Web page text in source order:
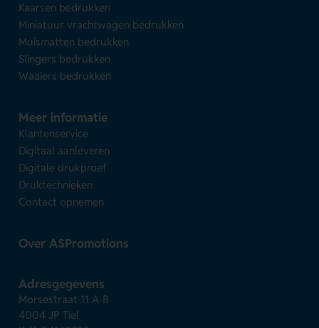
Kaarsen bedrukken
Miniatuur vrachtwagen bedrukken
Muismatten bedrukken
Slingers bedrukken
Waaiers bedrukken
Meer informatie
Klantenservice
Digitaal aanleveren
Digitale drukproef
Druktechnieken
Contact opnemen
Over ASPromotions
Adresgegevens
Morsestraat 11 A-B
4004 JP Tiel